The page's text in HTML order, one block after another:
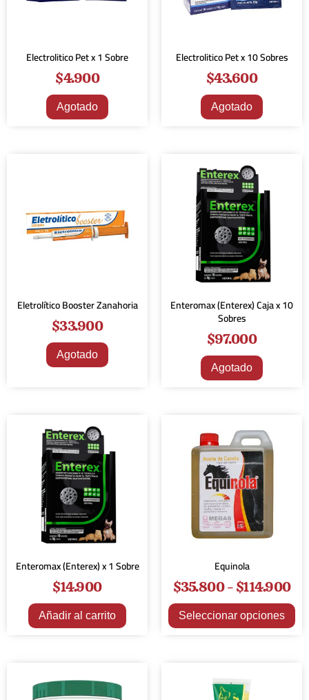
Electrolitico Pet x 1 Sobre
$4.900
Agotado
Electrolitico Pet x 10 Sobres
$43.600
Agotado
Eletrolítico Booster Zanahoria
$33.900
Agotado
Enteromax (Enterex) Caja x 10
Sobres
$97.000
Agotado
Enteromax (Enterex) x 1 Sobre
$14.900
Añadir al carrito
Equinola
$35.800-$114.900
Seleccionar opciones